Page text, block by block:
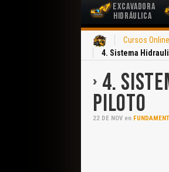
Excavadora
Hidráulica
Cursos
4. Sistema
4.
PILOTO
22 DE NOV en